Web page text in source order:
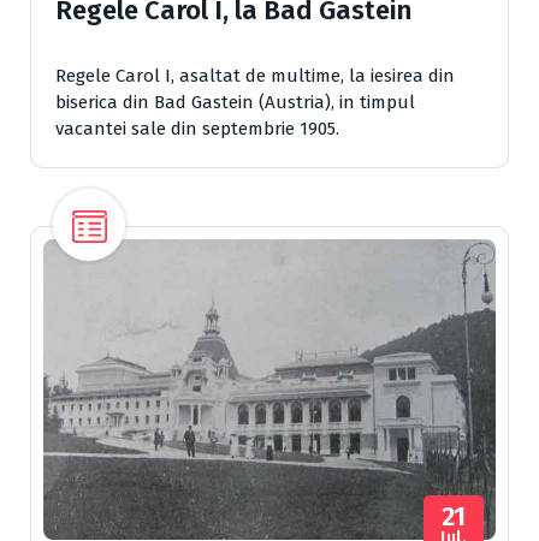
Regele Carol I, la Bad Gastein
Regele Carol I, asaltat de multime, la iesirea din
biserica din Bad Gastein (Austria), in timpul
vacantei sale din septembrie 1905.
21